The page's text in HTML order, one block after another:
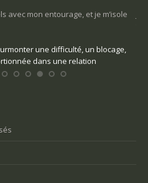
avec mon entourage, et je m’isole
une difficulté, un blocage,
dans une relation